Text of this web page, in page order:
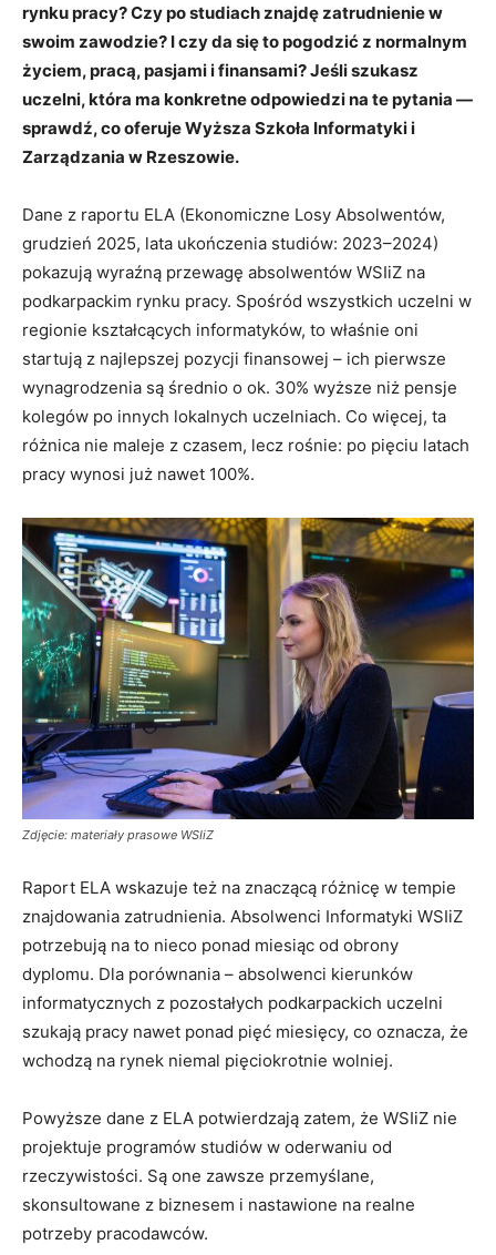
rynku pracy? Czy po studiach znajdę zatrudnienie w
swoim zawodzie? I czy da się to pogodzić z normalnym
życiem, pracą, pasjami i finansami? Jeśli szukasz
uczelni, która ma konkretne odpowiedzi na te pytania —
sprawdź, co oferuje Wyższa Szkoła Informatyki i
Zarządzania w Rzeszowie.
Dane z raportu ELA (Ekonomiczne Losy Absolwentów,
grudzień 2025, lata ukończenia studiów: 2023–2024)
pokazują wyraźną przewagę absolwentów WSIiZ na
podkarpackim rynku pracy. Spośród wszystkich uczelni w
regionie kształcących informatyków, to właśnie oni
startują z najlepszej pozycji finansowej – ich pierwsze
wynagrodzenia są średnio o ok. 30% wyższe niż pensje
kolegów po innych lokalnych uczelniach. Co więcej, ta
różnica nie maleje z czasem, lecz rośnie: po pięciu latach
pracy wynosi już nawet 100%.
Zdjęcie: materiały prasowe WSIiZ
Raport ELA wskazuje też na znaczącą różnicę w tempie
znajdowania zatrudnienia. Absolwenci Informatyki WSIiZ
potrzebują na to nieco ponad miesiąc od obrony
dyplomu. Dla porównania – absolwenci kierunków
informatycznych z pozostałych podkarpackich uczelni
szukają pracy nawet ponad pięć miesięcy, co oznacza, że
wchodzą na rynek niemal pięciokrotnie wolniej.
Powyższe dane z ELA potwierdzają zatem, że WSIiZ nie
projektuje programów studiów w oderwaniu od
rzeczywistości. Są one zawsze przemyślane,
skonsultowane z biznesem i nastawione na realne
potrzeby pracodawców.